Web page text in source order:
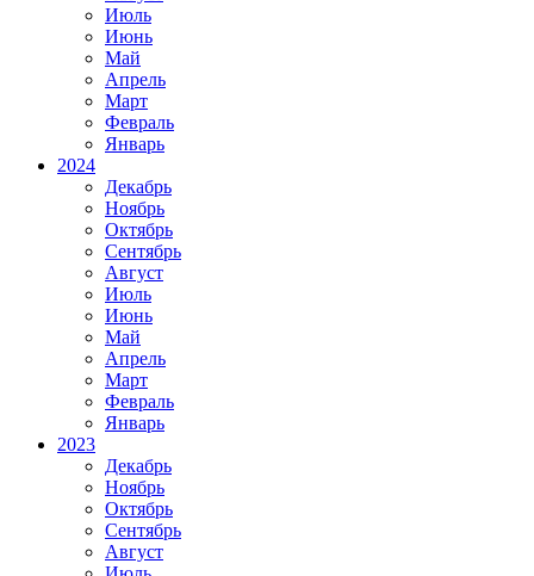
Июль
Июнь
Май
Апрель
Март
Февраль
Январь
2024
Декабрь
Ноябрь
Октябрь
Сентябрь
Август
Июль
Июнь
Май
Апрель
Март
Февраль
Январь
2023
Декабрь
Ноябрь
Октябрь
Сентябрь
Август